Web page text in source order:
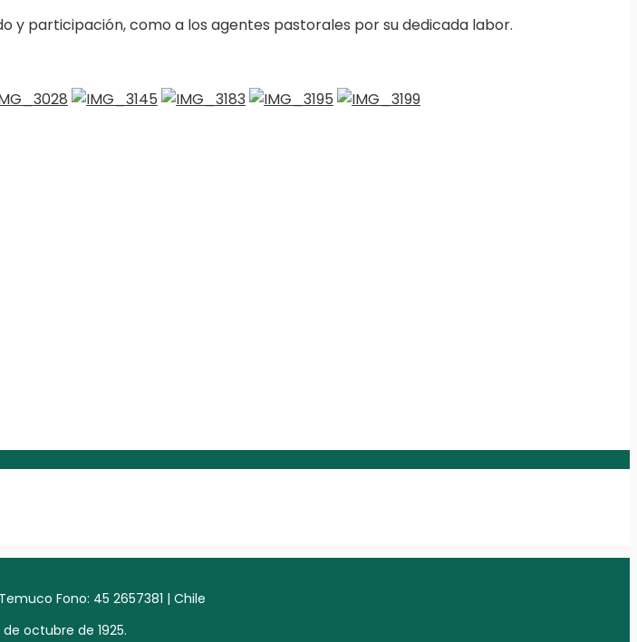
y participación, como a los agentes pastorales por su dedicada labor.
Fono: 45 2657381 | Chile
de octubre de 1925.